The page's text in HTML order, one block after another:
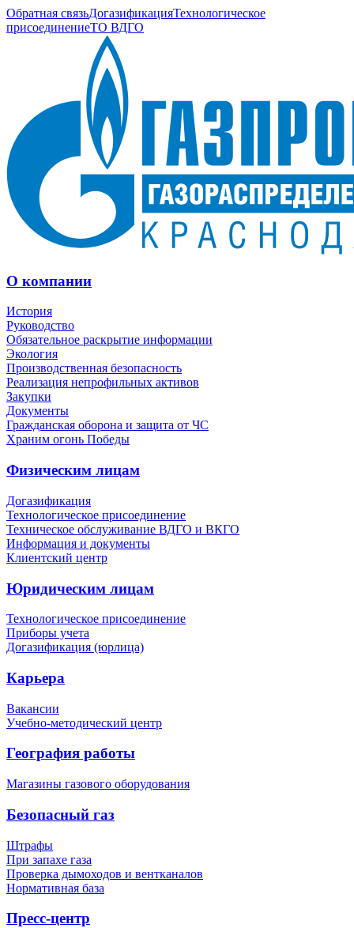
Обратная связьДогазификацияТехнологическое
присоединениеТО ВДГО
О компании
История
Руководство
Обязательное раскрытие информации
Экология
Производственная безопасность
Реализация непрофильных активов
Закупки
Документы
Гражданская оборона и защита от ЧС
Храним огонь Победы
Физическим лицам
Догазификация
Технологическое присоединение
Техническое обслуживание ВДГО и ВКГО
Информация и документы
Клиентский центр
Юридическим лицам
Технологическое присоединение
Приборы учета
Догазификация (юрлица)
Карьера
Вакансии
Учебно-методический центр
География работы
Магазины газового оборудования
Безопасный газ
Штрафы
При запахе газа
Проверка дымоходов и вентканалов
Нормативная база
Пресс-центр